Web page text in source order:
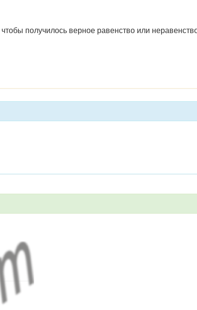
чтобы получилось верное равенство или